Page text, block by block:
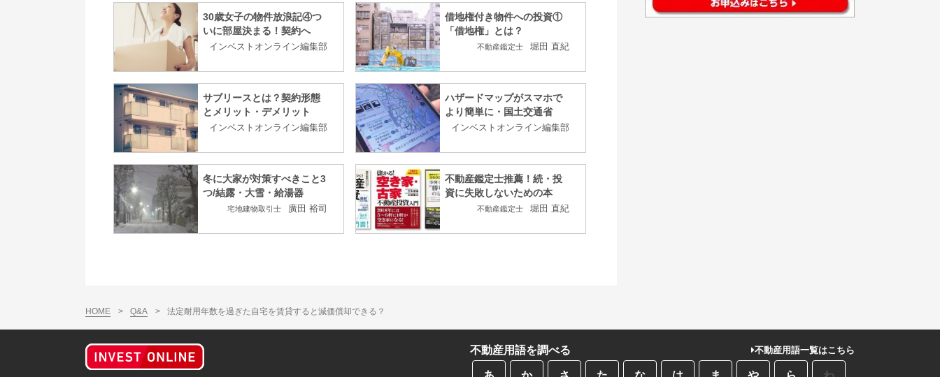
30歳女子の物件放浪記④つ
いに部屋決まる！契約へ
インベストオンライン編集部
借地権付き物件への投資①
「借地権」とは？
不動産鑑定士 堀田 直紀
サブリースとは？契約形態
とメリット・デメリット
インベストオンライン編集部
ハザードマップがスマホで
より簡単に・国土交通省
インベストオンライン編集部
冬に大家が対策すべきこと3
つ/結露・大雪・給湯器
宅地建物取引士 廣田 裕司
不動産鑑定士推薦！続・投
資に失敗しないための本
不動産鑑定士 堀田 直紀
HOME > Q&A > 法定耐用年数を過ぎた自宅を賃貸すると減価償却できる？
不動産用語を調べる 不動産用語一覧はこちら